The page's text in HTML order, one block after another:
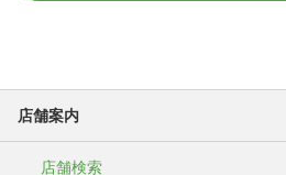
店舗案内
店舗検索